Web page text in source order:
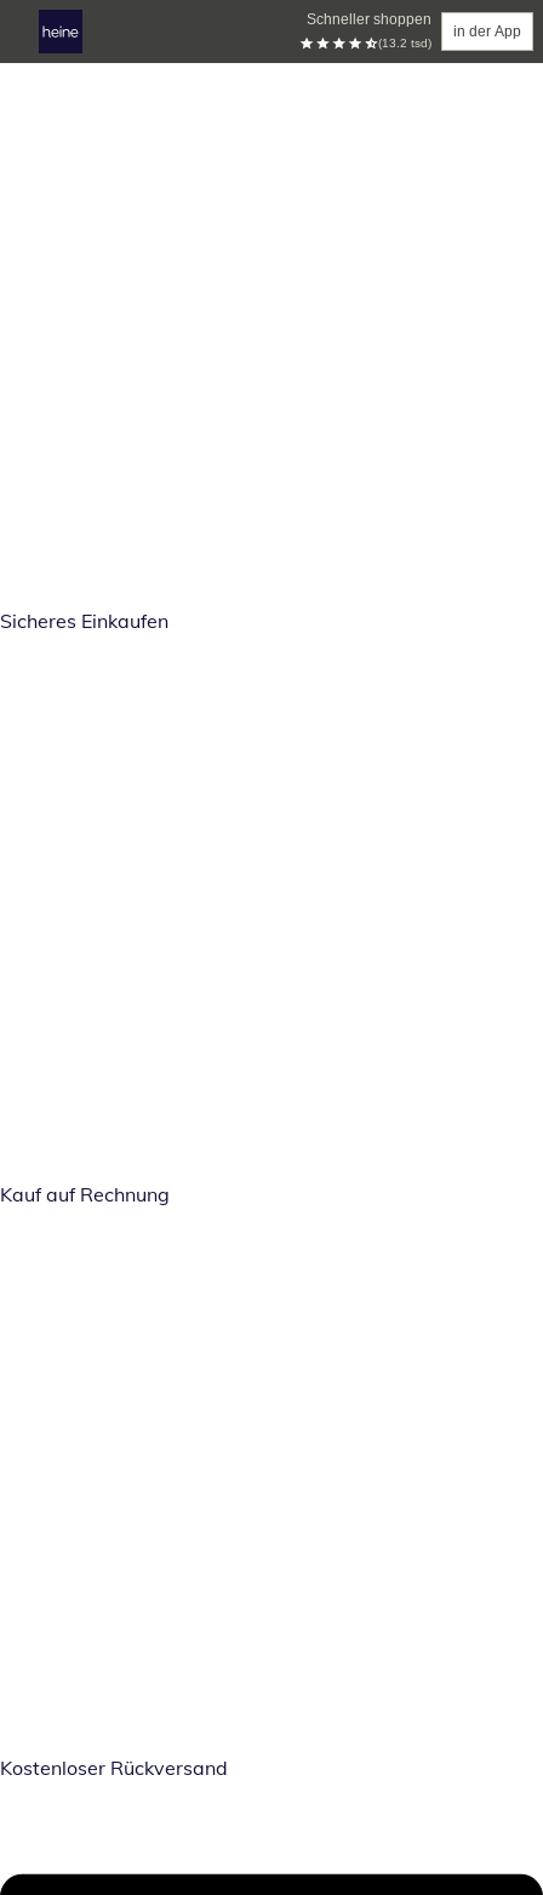
Schneller shoppen
(13.2 tsd)
in der App
Sicheres Einkaufen
Kauf auf Rechnung
Kostenloser Rückversand